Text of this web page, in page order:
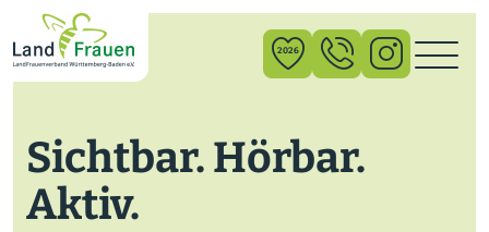
2026
Sichtbar. Hörbar.
Aktiv.
×
News
Verband